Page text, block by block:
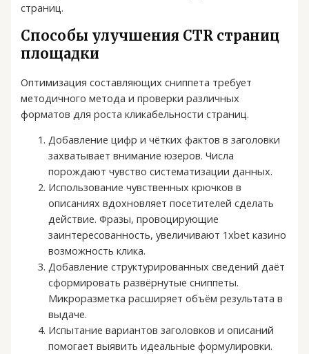
страниц.
Способы улучшения CTR страниц
площадки
Оптимизация составляющих сниппета требует
методичного метода и проверки различных
форматов для роста кликабельности страниц.
Добавление цифр и чётких фактов в заголовки
захватывает внимание юзеров. Числа
порождают чувство систематизации данных.
Использование чувственных крючков в
описаниях вдохновляет посетителей сделать
действие. Фразы, провоцирующие
заинтересованность, увеличивают 1xbet казино
возможность клика.
Добавление структурированных сведений даёт
сформировать развёрнутые сниппеты.
Микроразметка расширяет объём результата в
выдаче.
Испытание вариантов заголовков и описаний
помогает выявить идеальные формулировки.